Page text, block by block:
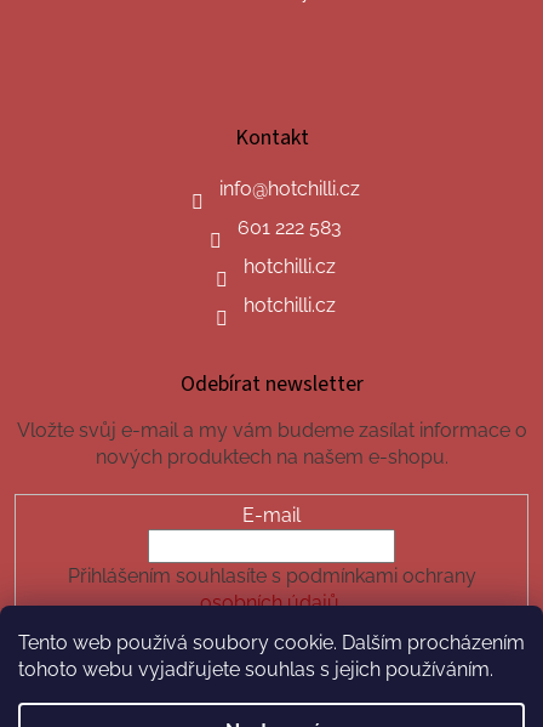
Tento web používá soubory cookie. Dalším procházením
tohoto webu vyjadřujete souhlas s jejich používáním.
Kontakt
info@hotchilli.cz
601 222 583
hotchilli.cz
hotchilli.cz
Odebírat newsletter
Vložte svůj e-mail a my vám budeme zasílat informace o
nových produktech na našem e-shopu.
E-mail
Přihlášením souhlasíte s podmínkami ochrany
osobních údajů.
PŘIHLÁSIT SE